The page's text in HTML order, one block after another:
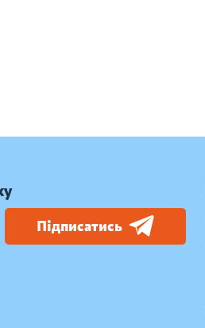
Підписатись